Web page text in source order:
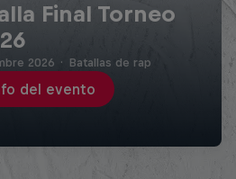
Final Torneo
del evento
2026 · Batallas de rap